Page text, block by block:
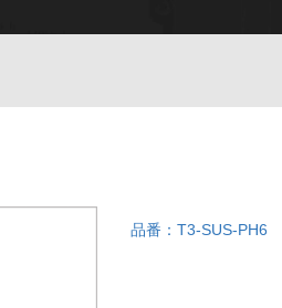
品番：T3-SUS-PH6